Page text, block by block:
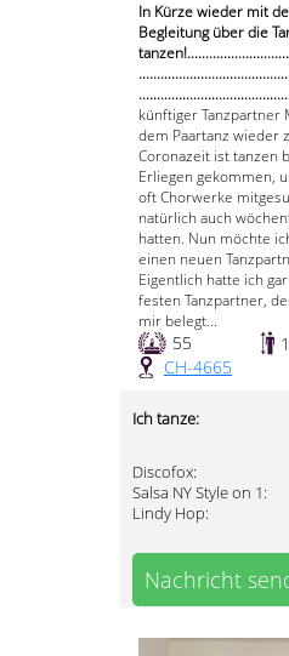
In Kürze wieder mit
Begleitung über die
künftiger Tanzpartner
dem Paartanz wieder
Coronazeit ist tanzen
Erliegen gekommen,
oft Chorwerke
natürlich auch
hatten. Nun möchte
einen neuen
Eigentlich hatte ich
festen Tanzpartner,
mir belegt...
55
CH-4665
Ich tanze:
Discofox:
Salsa NY Style on 1:
Lindy Hop:
Nachricht